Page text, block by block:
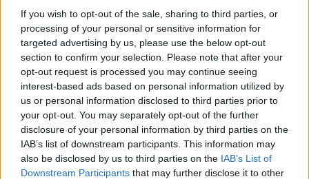
If you wish to opt-out of the sale, sharing to third parties, or
processing of your personal or sensitive information for
targeted advertising by us, please use the below opt-out
section to confirm your selection. Please note that after your
opt-out request is processed you may continue seeing
interest-based ads based on personal information utilized by
us or personal information disclosed to third parties prior to
your opt-out. You may separately opt-out of the further
disclosure of your personal information by third parties on the
IAB’s list of downstream participants. This information may
also be disclosed by us to third parties on the IAB’s List of
Downstream Participants that may further disclose it to other
csúcsmobilokról
2026.06.29| Phone Arena
A szeptemberi eseményen az iPhone 18 Pro modellek
mellett a régóta pletykált hajlítható iPhone Ultra is
bemutatkozhat, miközben az áremelésekről szóló
találgatások továbbra is beárnyékolják a rajtot.
Az Android rejtett automatizmusai: hat
funkció, amely észrevétlenül könnyíti
meg a mindennapokat
2026.06.14| Android Police
Sok felhasználó külön alkalmazásokra esküszik, pedig az